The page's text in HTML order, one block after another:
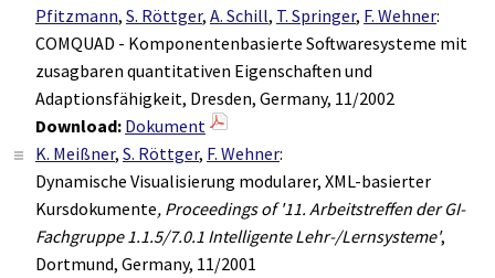
Pfitzmann, S. Röttger, A. Schill, T. Springer, F. Wehner:
COMQUAD - Komponentenbasierte Softwaresysteme mit
zusagbaren quantitativen Eigenschaften und
Adaptionsfähigkeit, Dresden, Germany, 11/2002
Download: Dokument
K. Meißner, S. Röttger, F. Wehner:
Dynamische Visualisierung modularer, XML-basierter
Kursdokumente, Proceedings of '11. Arbeitstreffen der GI-
Fachgruppe 1.1.5/7.0.1 Intelligente Lehr-/Lernsysteme',
Dortmund, Germany, 11/2001